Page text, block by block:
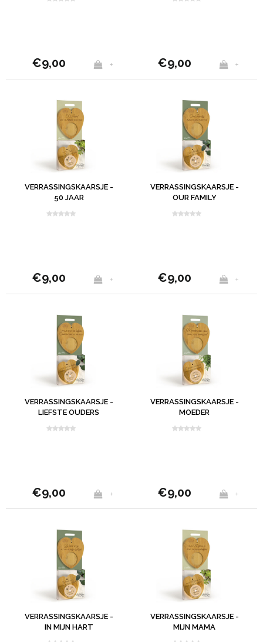
€9,00 + €9,00 +
VERRASSINGSKAARSJE -
50 JAAR
€9,00 +
VERRASSINGSKAARSJE -
OUR FAMILY
€9,00 +
VERRASSINGSKAARSJE -
LIEFSTE OUDERS
€9,00 +
VERRASSINGSKAARSJE -
MOEDER
€9,00 +
VERRASSINGSKAARSJE -
IN MIJN HART
VERRASSINGSKAARSJE -
MIJN MAMA